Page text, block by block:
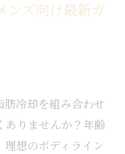
ンズ向け最新ガ
肪冷却を組み合わせ
ありませんか？年齢
想のボディライン